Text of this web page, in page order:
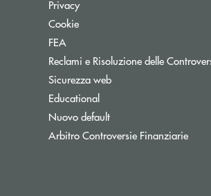
Privacy
Cookie
FEA
Reclami e Risoluzione delle
Sicurezza web
Educational
Nuovo default
Arbitro Controversie Finanziarie